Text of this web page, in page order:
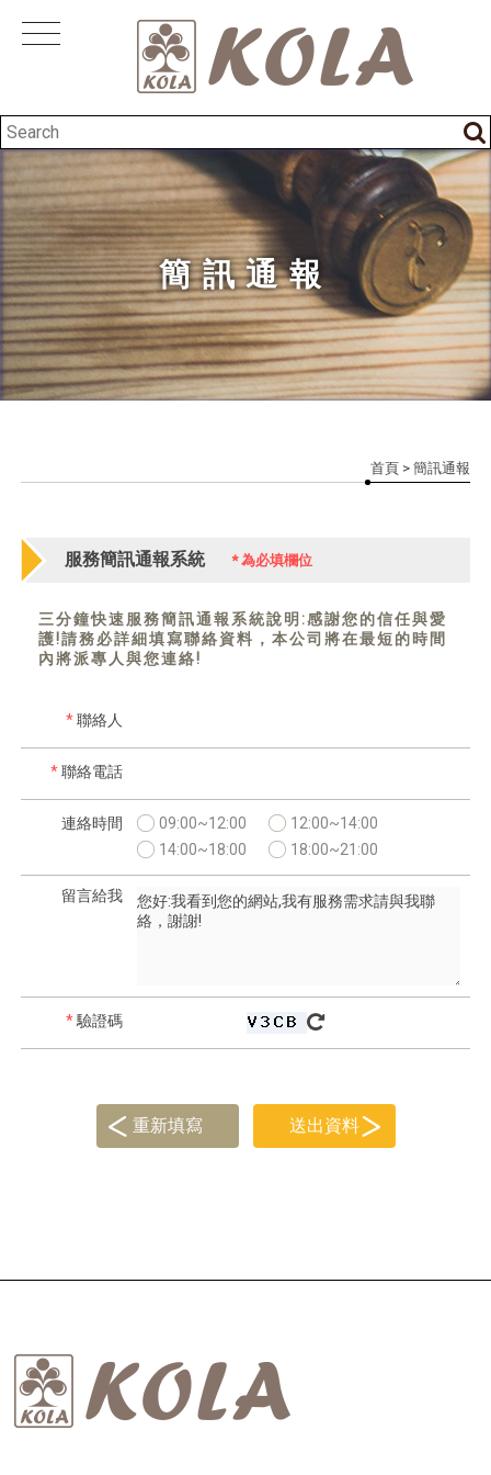
簡訊通報
首頁 > 簡訊通報
服務簡訊通報系統 * 為必填欄位
三分鐘快速服務簡訊通報系統說明:感謝您的信任與愛
護!請務必詳細填寫聯絡資料，本公司將在最短的時間
內將派專人與您連絡!
* 聯絡人
* 聯絡電話
連絡時間 09:00~12:00
12:00~14:00
14:00~18:00
18:00~21:00
留言給我
* 驗證碼